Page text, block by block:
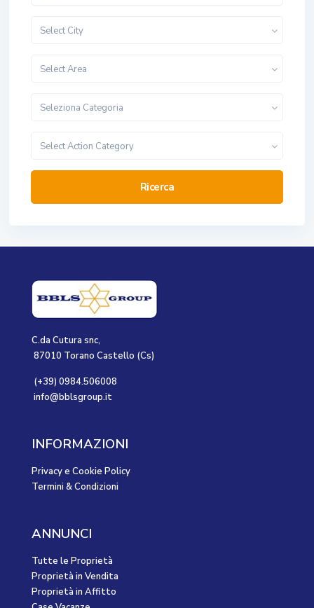
Select City
Select Area
Seleziona Categoria
Select Action Category
Ricerca
C.da Cutura snc,
87010 Torano Castello (Cs)
(+39) 0984.506008
info@bblsgroup.it
INFORMAZIONI
Privacy e Cookie Policy
Termini & Condizioni
ANNUNCI
Tutte le Proprietà
Proprietà in Vendita
Proprietà in Affitto